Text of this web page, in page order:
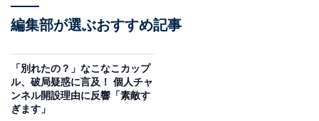
編集部が選ぶおすすめ記事
「別れたの？」なこなこカップ
ル、破局疑惑に言及！ 個人チャ
ンネル開設理由に反響「素敵す
ぎます」